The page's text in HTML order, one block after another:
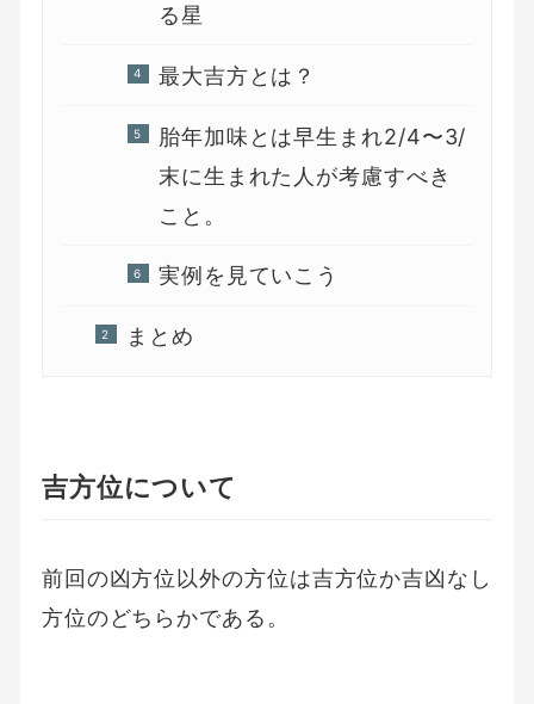
る星
最大吉方とは？
胎年加味とは早生まれ2/4〜3/
末に生まれた人が考慮すべき
こと。
実例を見ていこう
まとめ
吉方位について
前回の凶方位以外の方位は吉方位か吉凶なし
方位のどちらかである。